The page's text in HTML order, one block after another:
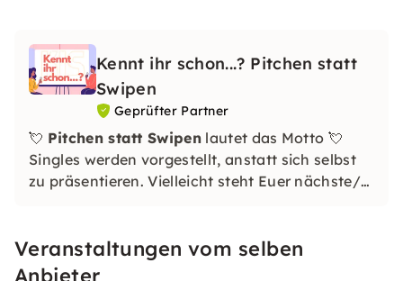
Kennt ihr schon...? Pitchen statt
Swipen
Geprüfter Partner
💘 Pitchen statt Swipen lautet das Motto 💘
Singles werden vorgestellt, anstatt sich selbst
zu präsentieren. Vielleicht steht Euer nächste/r
Veranstaltungen vom selben
Anbieter